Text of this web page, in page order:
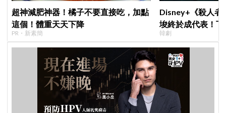
超神減肥神器！橘子不要直接吃，加點
這個！體重天天下降
PR・新素簡
Disney+《殺人者
埈終於成代表！
現成最大伏筆
韓劇